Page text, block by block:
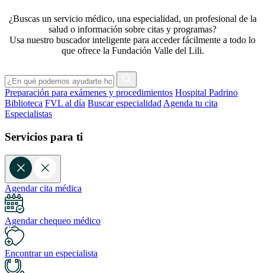
¿Buscas un servicio médico, una especialidad, un profesional de la
salud o información sobre citas y programas?
Usa nuestro buscador inteligente para acceder fácilmente a todo lo
que ofrece la Fundación Valle del Lili.
Preparación para exámenes y procedimientos Hospital Padrino
Biblioteca FVL al día Buscar especialidad Agenda tu cita
Especialistas
Servicios para ti
Agendar cita médica
Agendar chequeo médico
Encontrar un especialista